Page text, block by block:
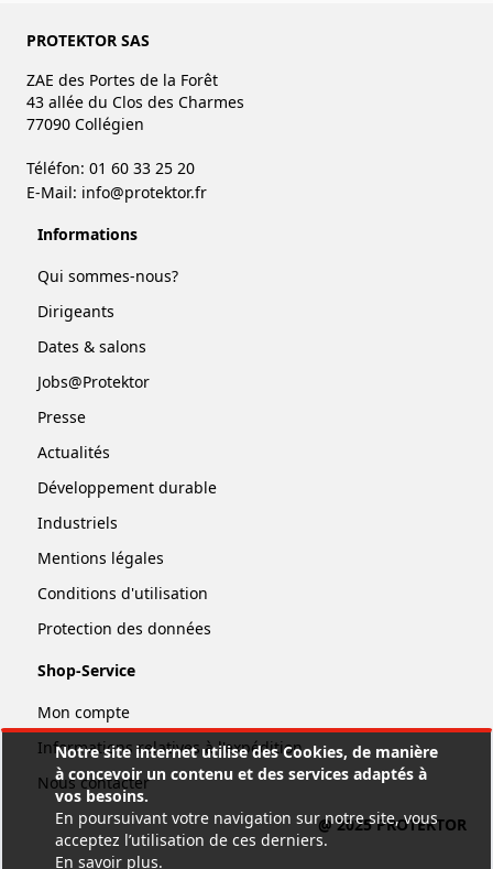
Notre site internet utilise des Cookies, de manière
à concevoir un contenu et des services adaptés à
vos besoins.
En poursuivant votre navigation sur notre site, vous
acceptez l’utilisation de ces derniers.
En savoir plus.
PROTEKTOR SAS
ZAE des Portes de la Forêt
43 allée du Clos des Charmes
77090 Collégien
Téléfon: 01 60 33 25 20
E-Mail: info@protektor.fr
Informations
Qui sommes-nous?
Dirigeants
Dates & salons
Jobs@Protektor
Presse
Actualités
Développement durable
Industriels
Mentions légales
Conditions d'utilisation
Protection des données
Shop-Service
Mon compte
Informations relatives à l'expédition
Nous contacter
@ 2025 PROTEKTOR